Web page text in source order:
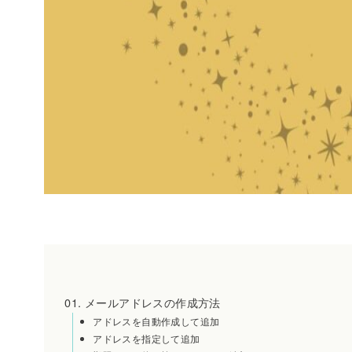
メールアドレスの作成方法
アドレスを自動作成して追加
アドレスを指定して追加